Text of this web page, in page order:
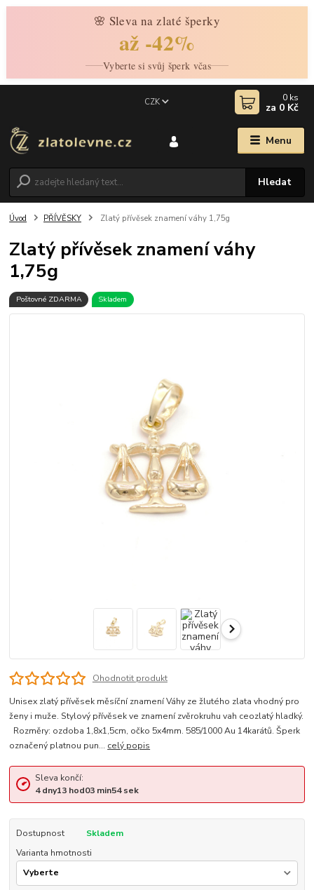
🌸 Sleva na zlaté šperky
až -42%
Vyberte si svůj šperk včas
Menu
CZK
Hledat
0 ks
za 0 Kč
Úvod PŘÍVĚSKY Zlatý přívěsek znamení váhy 1,75g
Zlatý přívěsek znamení váhy
1,75g
Poštovné ZDARMA Skladem
Ohodnotit produkt
Unisex zlatý přívěsek měsíční znamení Váhy ze žlutého zlata vhodný pro
ženy i muže. Stylový přívěsek ve znamení zvěrokruhu vah ceozlatý hladký.
Rozměry: ozdoba 1,8x1,5cm, očko 5x4mm. 585/1000 Au 14karátů. Šperk
označený platnou pun... celý popis
Sleva končí:
4 dny13hod03min54sek
Dostupnost
Skladem
Varianta hmotnosti